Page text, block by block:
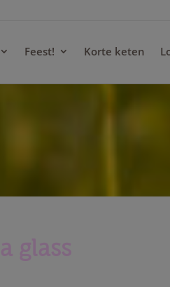
Feest! Korte keten
glass